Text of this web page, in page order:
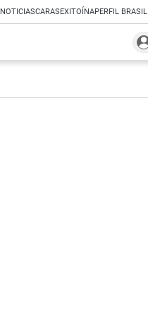
NOTICIASCARASEXITOÍNAPERFIL BRASIL